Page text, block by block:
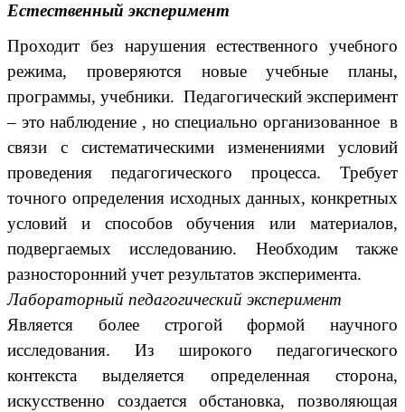
Естественный эксперимент
Проходит без нарушения естественного учебного
режима, проверяются новые учебные планы,
программы, учебники. Педагогический эксперимент
– это наблюдение , но специально организованное в
связи с систематическими изменениями условий
проведения педагогического процесса. Требует
точного определения исходных данных, конкретных
условий и способов обучения или материалов,
подвергаемых исследованию. Необходим также
разносторонний учет результатов эксперимента.
Лабораторный педагогический эксперимент
Является более строгой формой научного
исследования. Из широкого педагогического
контекста выделяется определенная сторона,
искусственно создается обстановка, позволяющая